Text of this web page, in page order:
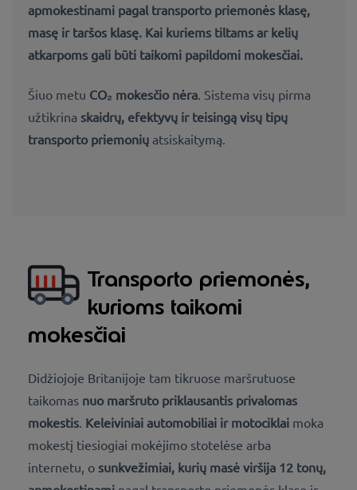
apmokestinami pagal transporto priemonės klasę,
masę ir taršos klasę. Kai kuriems tiltams ar kelių
atkarpoms gali būti taikomi papildomi mokesčiai.
Šiuo metu CO₂ mokesčio nėra. Sistema visų pirma
užtikrina skaidrų, efektyvų ir teisingą visų tipų
transporto priemonių atsiskaitymą.
Transporto priemonės,
kurioms taikomi
mokesčiai
Didžiojoje Britanijoje tam tikruose maršrutuose
taikomas nuo maršruto priklausantis privalomas
mokestis Keleiviniai automobiliai ir motociklai moka
mokestį tiesiogiai mokėjimo stotelėse arba
internetu, o sunkvežimiai, kurių masė viršija 12 tonų,